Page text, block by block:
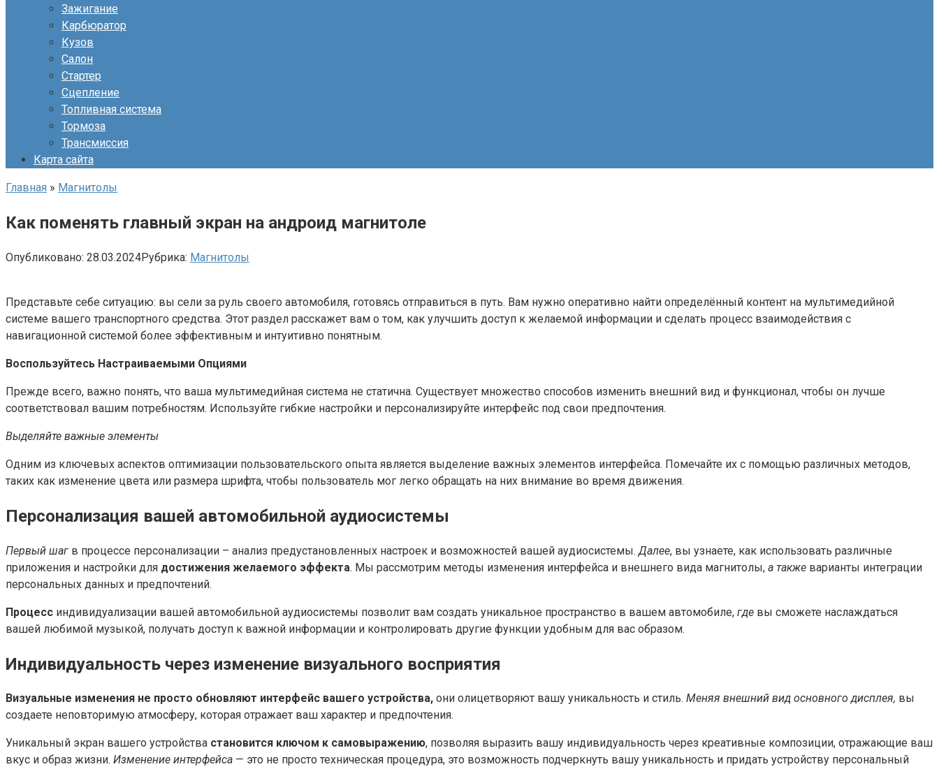
Зажигание
Карбюратор
Кузов
Салон
Стартер
Сцепление
Топливная система
Тормоза
Трансмиссия
Карта сайта
Главная » Магнитолы
Как поменять главный экран на андроид магнитоле
Опубликовано: 28.03.2024Рубрика: Магнитолы
Представьте себе ситуацию: вы сели за руль своего автомобиля, готовясь отправиться в путь. Вам нужно оперативно найти определённый контент на мультимедийной
системе вашего транспортного средства. Этот раздел расскажет вам о том, как улучшить доступ к желаемой информации и сделать процесс взаимодействия с
навигационной системой более эффективным и интуитивно понятным.
Воспользуйтесь Настраиваемыми Опциями
Прежде всего, важно понять, что ваша мультимедийная система не статична. Существует множество способов изменить внешний вид и функционал, чтобы он лучше
соответствовал вашим потребностям. Используйте гибкие настройки и персонализируйте интерфейс под свои предпочтения.
Выделяйте важные элементы
Одним из ключевых аспектов оптимизации пользовательского опыта является выделение важных элементов интерфейса. Помечайте их с помощью различных методов,
таких как изменение цвета или размера шрифта, чтобы пользователь мог легко обращать на них внимание во время движения.
Персонализация вашей автомобильной аудиосистемы
Первый шаг в процессе персонализации – анализ предустановленных настроек и возможностей вашей аудиосистемы. Далее, вы узнаете, как использовать различные
приложения и настройки для достижения желаемого эффекта. Мы рассмотрим методы изменения интерфейса и внешнего вида магнитолы, а также варианты интеграции
персональных данных и предпочтений.
Процесс индивидуализации вашей автомобильной аудиосистемы позволит вам создать уникальное пространство в вашем автомобиле, где вы сможете наслаждаться
вашей любимой музыкой, получать доступ к важной информации и контролировать другие функции удобным для вас образом.
Индивидуальность через изменение визуального восприятия
Визуальные изменения не просто обновляют интерфейс вашего устройства, они олицетворяют вашу уникальность и стиль. Меняя внешний вид основного дисплея, вы
создаете неповторимую атмосферу, которая отражает ваш характер и предпочтения.
Уникальный экран вашего устройства становится ключом к самовыражению, позволяя выразить вашу индивидуальность через креативные композиции, отражающие ваш
вкус и образ жизни. Изменение интерфейса — это не просто техническая процедура, это возможность подчеркнуть вашу уникальность и придать устройству персональный